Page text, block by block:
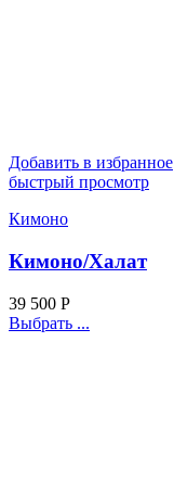
Добавить в избранное
быстрый просмотр
Кимоно
Кимоно/Халат
39 500 Р
Выбрать ...